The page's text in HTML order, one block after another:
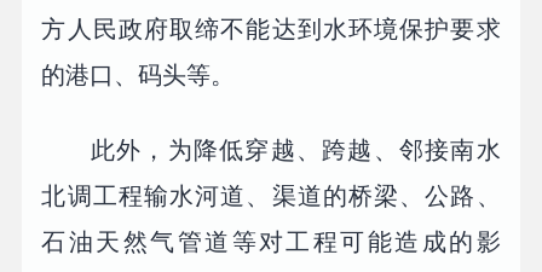
方人民政府取缔不能达到水环境保护要求
的港口、码头等。
此外，为降低穿越、跨越、邻接南水
北调工程输水河道、渠道的桥梁、公路、
石油天然气管道等对工程可能造成的影